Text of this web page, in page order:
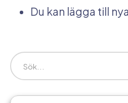
Du kan lägga till